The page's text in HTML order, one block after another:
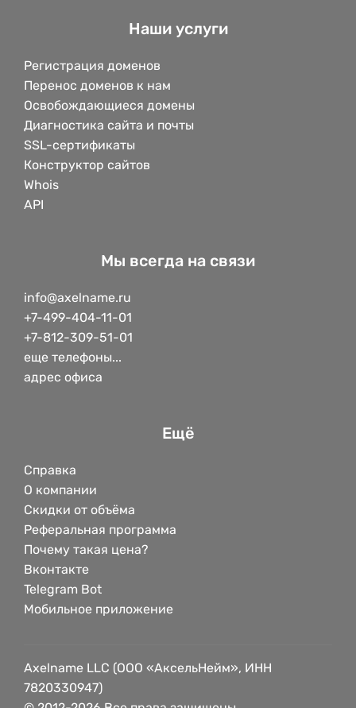
Наши услуги
Регистрация доменов
Перенос доменов к нам
Освобождающиеся домены
Диагностика сайта и почты
SSL-сертификаты
Конструктор сайтов
Whois
API
Мы всегда на связи
info@axelname.ru
+7-499-404-11-01
+7-812-309-51-01
еще телефоны...
адрес офиса
Ещё
Справка
О компании
Скидки от объёма
Реферальная программа
Почему такая цена?
Вконтакте
Telegram Bot
Мобильное приложение
Axelname LLC (ООО «АксельНейм», ИНН
7820330947)